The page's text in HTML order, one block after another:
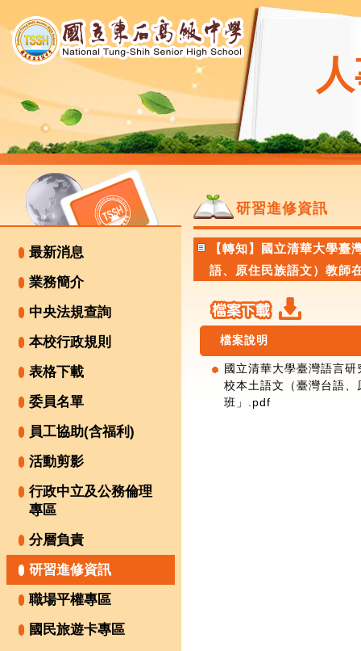
最新消息
業務簡介
中央法規查詢
本校行政規則
表格下載
委員名單
員工協助(含福利)
活動剪影
行政中立及公務倫理
專區
分層負責
研習進修資訊
職場平權專區
國民旅遊卡專區
研習進修資訊
【轉知】國立清華大學
語、原住民族語文）教師
檔案說明
國立清華大學臺灣語言
校本土語文（臺灣台語
班」.pdf